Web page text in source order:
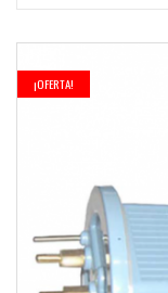
¡OFERTA!